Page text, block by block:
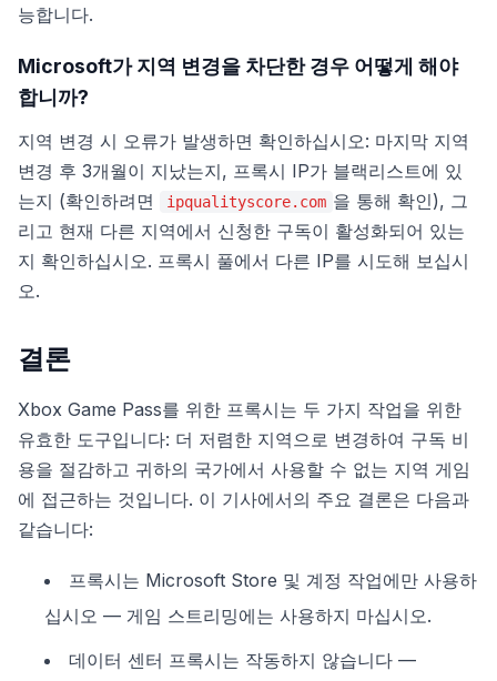
능합니다.
Microsoft가 지역 변경을 차단한 경우 어떻게 해야
합니까?
지역 변경 시 오류가 발생하면 확인하십시오: 마지막 지역
변경 후 3개월이 지났는지, 프록시 IP가 블랙리스트에 있
는지 (확인하려면
ipqualityscore.com 을 통해 확인), 그
리고 현재 다른 지역에서 신청한 구독이 활성화되어 있는
지 확인하십시오. 프록시 풀에서 다른 IP를 시도해 보십시
오.
결론
Xbox Game Pass를 위한 프록시는 두 가지 작업을 위한
유효한 도구입니다: 더 저렴한 지역으로 변경하여 구독 비
용을 절감하고 귀하의 국가에서 사용할 수 없는 지역 게임
에 접근하는 것입니다. 이 기사에서의 주요 결론은 다음과
같습니다:
프록시는 Microsoft Store 및 계정 작업에만 사용하
십시오 — 게임 스트리밍에는 사용하지 마십시오.
데이터 센터 프록시는 작동하지 않습니다 —